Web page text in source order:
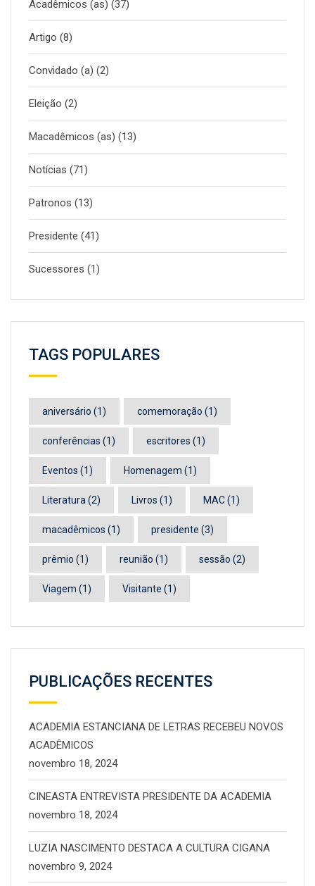
Acadêmicos (as) (37)
Artigo (8)
Convidado (a) (2)
Eleição (2)
Macadêmicos (as) (13)
Notícias (71)
Patronos (13)
Presidente (41)
Sucessores (1)
TAGS POPULARES
aniversário (1) comemoração (1)
conferências (1) escritores (1)
Eventos (1) Homenagem (1)
Literatura (2) Livros (1) MAC(1)
macadêmicos (1) presidente (3)
prêmio (1) reunião (1) sessão (2)
Viagem (1) Visitante (1)
PUBLICAÇÕES RECENTES
ACADEMIA ESTANCIANA DE LETRAS RECEBEU NOVOS
ACADÊMICOS
novembro 18, 2024
CINEASTA ENTREVISTA PRESIDENTE DA ACADEMIA
novembro 18, 2024
LUZIA NASCIMENTO DESTACA A CULTURA CIGANA
novembro 9, 2024